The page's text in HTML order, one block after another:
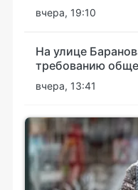
вчера, 19:10
На улице
требованию
вчера, 13:41